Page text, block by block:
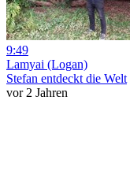
9:49
Lamyai (Logan)
Stefan entdeckt die Welt
vor 2 Jahren